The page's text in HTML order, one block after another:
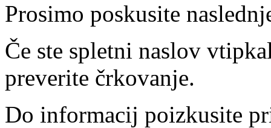
Prosimo poskusite
Če ste spletni naslov
preverite črkovanje.
Do informacij poizkusite